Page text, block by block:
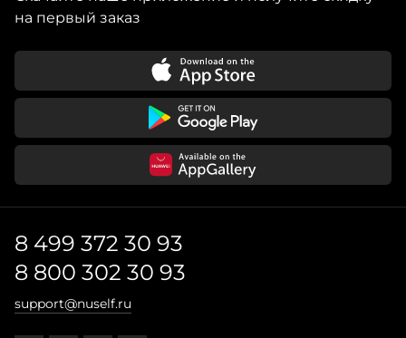
на первый заказ
8 499 372 30 93
8 800 302 30 93
support@nuself.ru